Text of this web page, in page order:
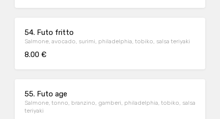
54. Futo fritto
Salmone, avocado, surimi, philadelphia, tobiko, salsa teriyaki
8.00 €
55. Futo age
Salmone, tonno, branzino, gamberi, philadelphia, tobiko, salsa
teriyaki